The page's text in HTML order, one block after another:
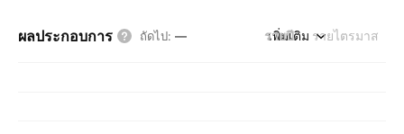
ผลประกอบการ ถัดไป: — รายปี รายไตรมาส
เพิ่มเติม